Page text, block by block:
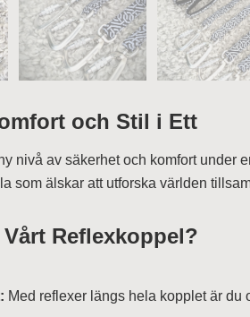
och Stil i Ett
nivå av säkerhet och komfort under
som älskar att utforska världen
Reflexkoppel?
Med reflexer längs hela kopplet är